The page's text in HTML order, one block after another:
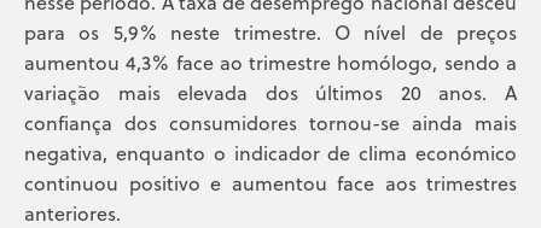
para os 5,9% neste trimestre. O nível de preços
aumentou 4,3% face ao trimestre homólogo, sendo a
variação mais elevada dos últimos 20 anos. A
confiança dos consumidores tornou-se ainda mais
negativa, enquanto o indicador de clima económico
continuou positivo e aumentou face aos trimestres
anteriores.